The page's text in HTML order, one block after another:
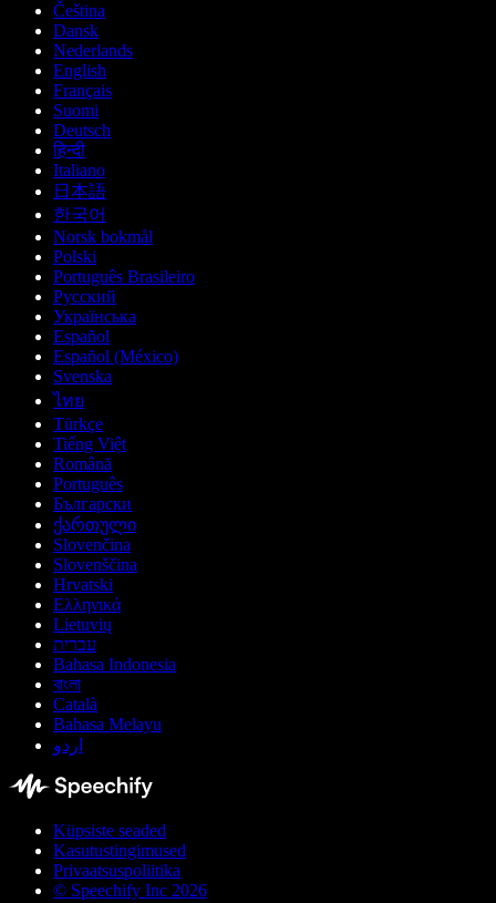
Čeština
Dansk
Nederlands
English
Français
Suomi
Deutsch
हिन्दी
Italiano
日本語
한국어
Norsk bokmål
Polski
Português Brasileiro
Русский
Українська
Español
Español (México)
Svenska
ไทย
Türkçe
Tiếng Việt
Română
Português
Български
ქართული
Slovenčina
Slovenščina
Hrvatski
Ελληνικά
Lietuvių
עברית
Bahasa Indonesia
বাংলা
Català
Bahasa Melayu
اردو
Küpsiste seaded
Kasutustingimused
Privaatsuspoliitika
© Speechify Inc 2026